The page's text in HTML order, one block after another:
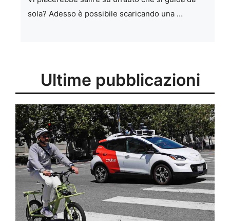
sola? Adesso è possibile scaricando una …
Ultime pubblicazioni